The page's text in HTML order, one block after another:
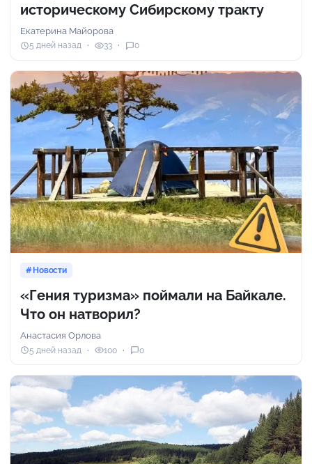
историческому Сибирскому тракту
Екатерина Майорова
5 дней назад 33 0
Новости
«Гения туризма» поймали на Байкале.
Что он натворил?
Анастасия Орлова
5 дней назад 100 0